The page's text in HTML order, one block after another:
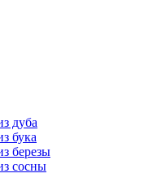
дуба
бука
березы
сосны